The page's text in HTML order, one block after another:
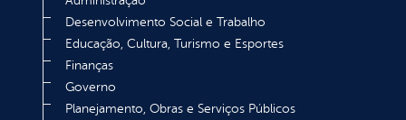
Desenvolvimento Social e Trabalho
Educação, Cultura, Turismo e Esportes
Finanças
Governo
Planejamento, Obras e Serviços Públicos